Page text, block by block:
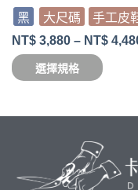
黑 大尺碼
手工皮
NT$ 3,880 – NT$
選擇規格